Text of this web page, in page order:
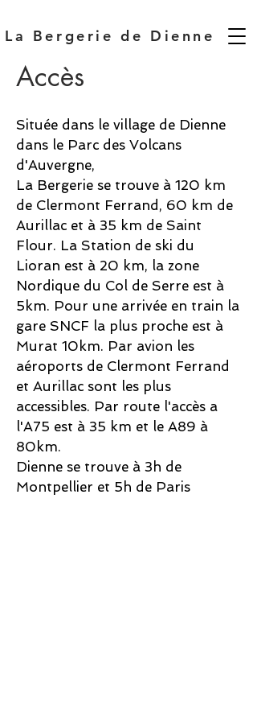
La Bergerie de Dienne
Accès
Située dans le village de Dienne
dans le Parc des Volcans
d'Auvergne,
La Bergerie se trouve à 120 km
de Clermont Ferrand, 60 km de
Aurillac et à 35 km de Saint
Flour. La Station de ski du
Lioran est à 20 km, la zone
Nordique du Col de Serre est à
5km. Pour une arrivée en train la
gare SNCF la plus proche est à
Murat 10km. Par avion les
aéroports de Clermont Ferrand
et Aurillac sont les plus
accessibles. Par route l'accès a
l'A75 est à 35 km et le A89 à
80km.
Dienne se trouve à 3h de
Montpellier et 5h de Paris